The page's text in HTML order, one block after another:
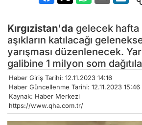
Kırgızistan'da gelecek hafta
aşıkların katılacağı
yarışması düzenlenecek.
galibine 1 milyon som
Haber Giriş Tarihi: 12.11.2023 14:16
Haber Güncellenme Tarihi: 12.11.2023 15:46
Kaynak: Haber Merkezi
https://www.qha.com.tr/